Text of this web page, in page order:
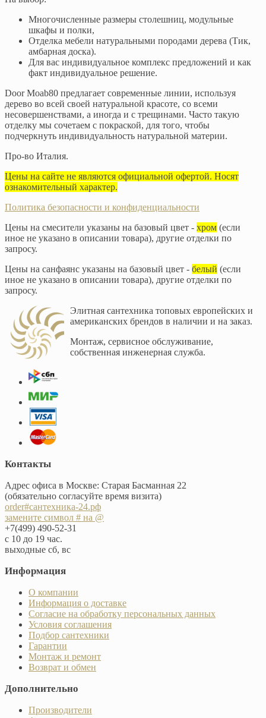
Многочисленные размеры столешниц, модульные
шкафы и полки,
Отделка мебели натуральными породами дерева (Тик,
амбарная доска).
Для вас индивидуальное комплекс предложений и как
факт индивидуальное решение.
Door Moab80 предлагает современные линии, используя
дерево во всей своей натуральной красоте, со всеми
несовершенствами, а иногда и с трещинами. Часто такую
отделку мы сочетаем с покраской, для того, чтобы
подчеркнуть индивидуальность натуральной материи.
Про-во Италия.
Цены на сайте не являются официальной офертой. Носят
ознакомительный характер.
Политика безопасности и конфиденциальности
Цены на смесители указаны на базовый цвет - хром (если
иное не указано в описании товара), другие отделки по
запросу.
Цены на санфаянс указаны на базовый цвет - белый (если
иное не указано в описании товара), другие отделки по
запросу.
Элитная сантехника топовых европейских и
американских брендов в наличии и на заказ.
Монтаж, сервисное обслуживание,
собственная инженерная служба.
Контакты
Адрес офиса в Москве: Старая Басманная 22
(обязательно согласуйте время визита)
order#сантехника-24.рф
замените символ # на @
+7(499) 490-52-31
с 10 до 19 час.
выходные сб, вс
Информация
О компании
Информация о доставке
Согласие на обработку персональных данных
Условия соглашения
Подбор сантехники
Гарантии
Монтаж и ремонт
Возврат и обмен
Дополнительно
Производители